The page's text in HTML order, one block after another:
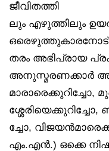
ജീവിതത്തി
ലും എഴുത്തിലും
തരം അഭിപ്രായ
അനുസ്മരണക്കാർ
മാരാരെക്കുറിച്ചോ,
ശ്ശേരിയെക്കുറിച്ചോ,
ച്ചോ,
എം.എൻ.) ഒക്കെ